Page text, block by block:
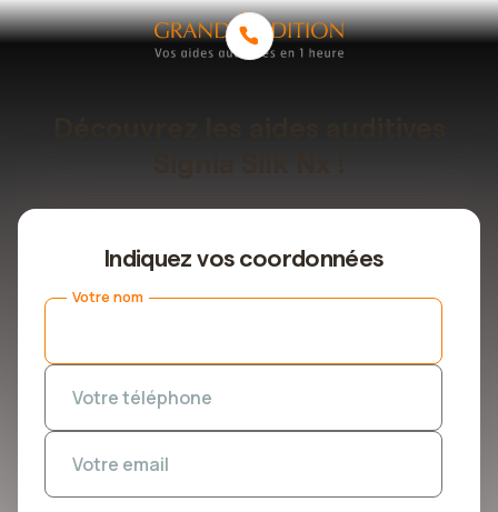
Indiquez vos coordonnées
Votre nom
Votre téléphone
Votre email